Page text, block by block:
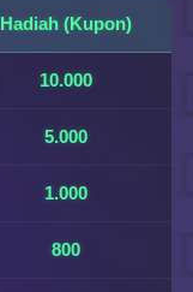
Hadiah (Kupon)
10.000
5.000
1.000
800